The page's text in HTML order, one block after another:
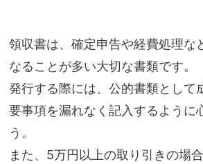
領収書は、確定申告や経費処理な
なることが多い大切な書類です。
発行する際には、公的書類として
要事項を漏れなく記入するように
う。
また、5万円以上の取り引きの場